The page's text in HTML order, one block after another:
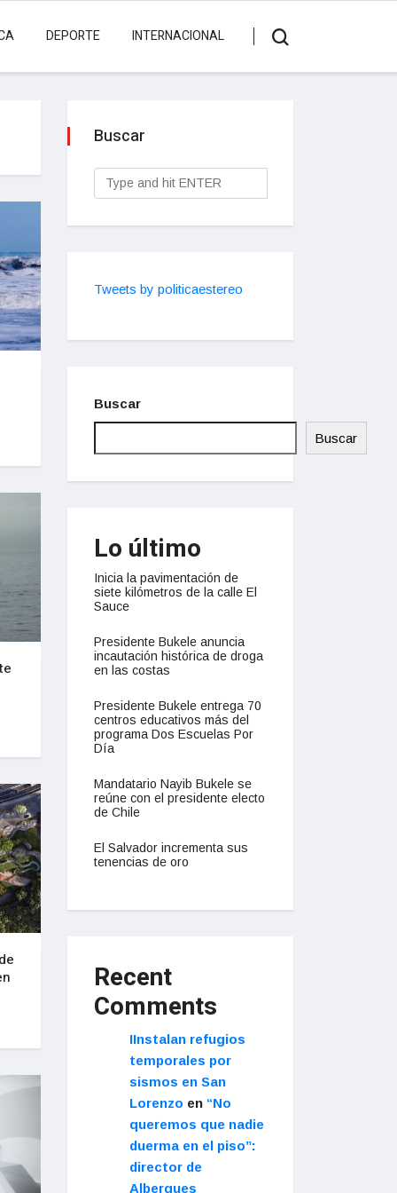
DEPORTE INTERNACIONAL
Buscar
Tweets by politicaestereo
Buscar
Buscar
Lo último
Inicia la pavimentación de
siete kilómetros de la calle El
Sauce
Presidente Bukele anuncia
incautación histórica de droga
en las costas
Presidente Bukele entrega 70
centros educativos más del
programa Dos Escuelas Por
Día
Mandatario Nayib Bukele se
reúne con el presidente electo
de Chile
El Salvador incrementa sus
tenencias de oro
Recent
Comments
IInstalan refugios
temporales por
sismos en San
Lorenzo en “No
queremos que nadie
duerma en el piso”:
director de
Albergues